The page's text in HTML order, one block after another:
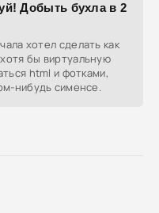
Добыть бухла в 2
хотел сделать как
бы виртуальную
html и фотками,
нибудь сименсе.